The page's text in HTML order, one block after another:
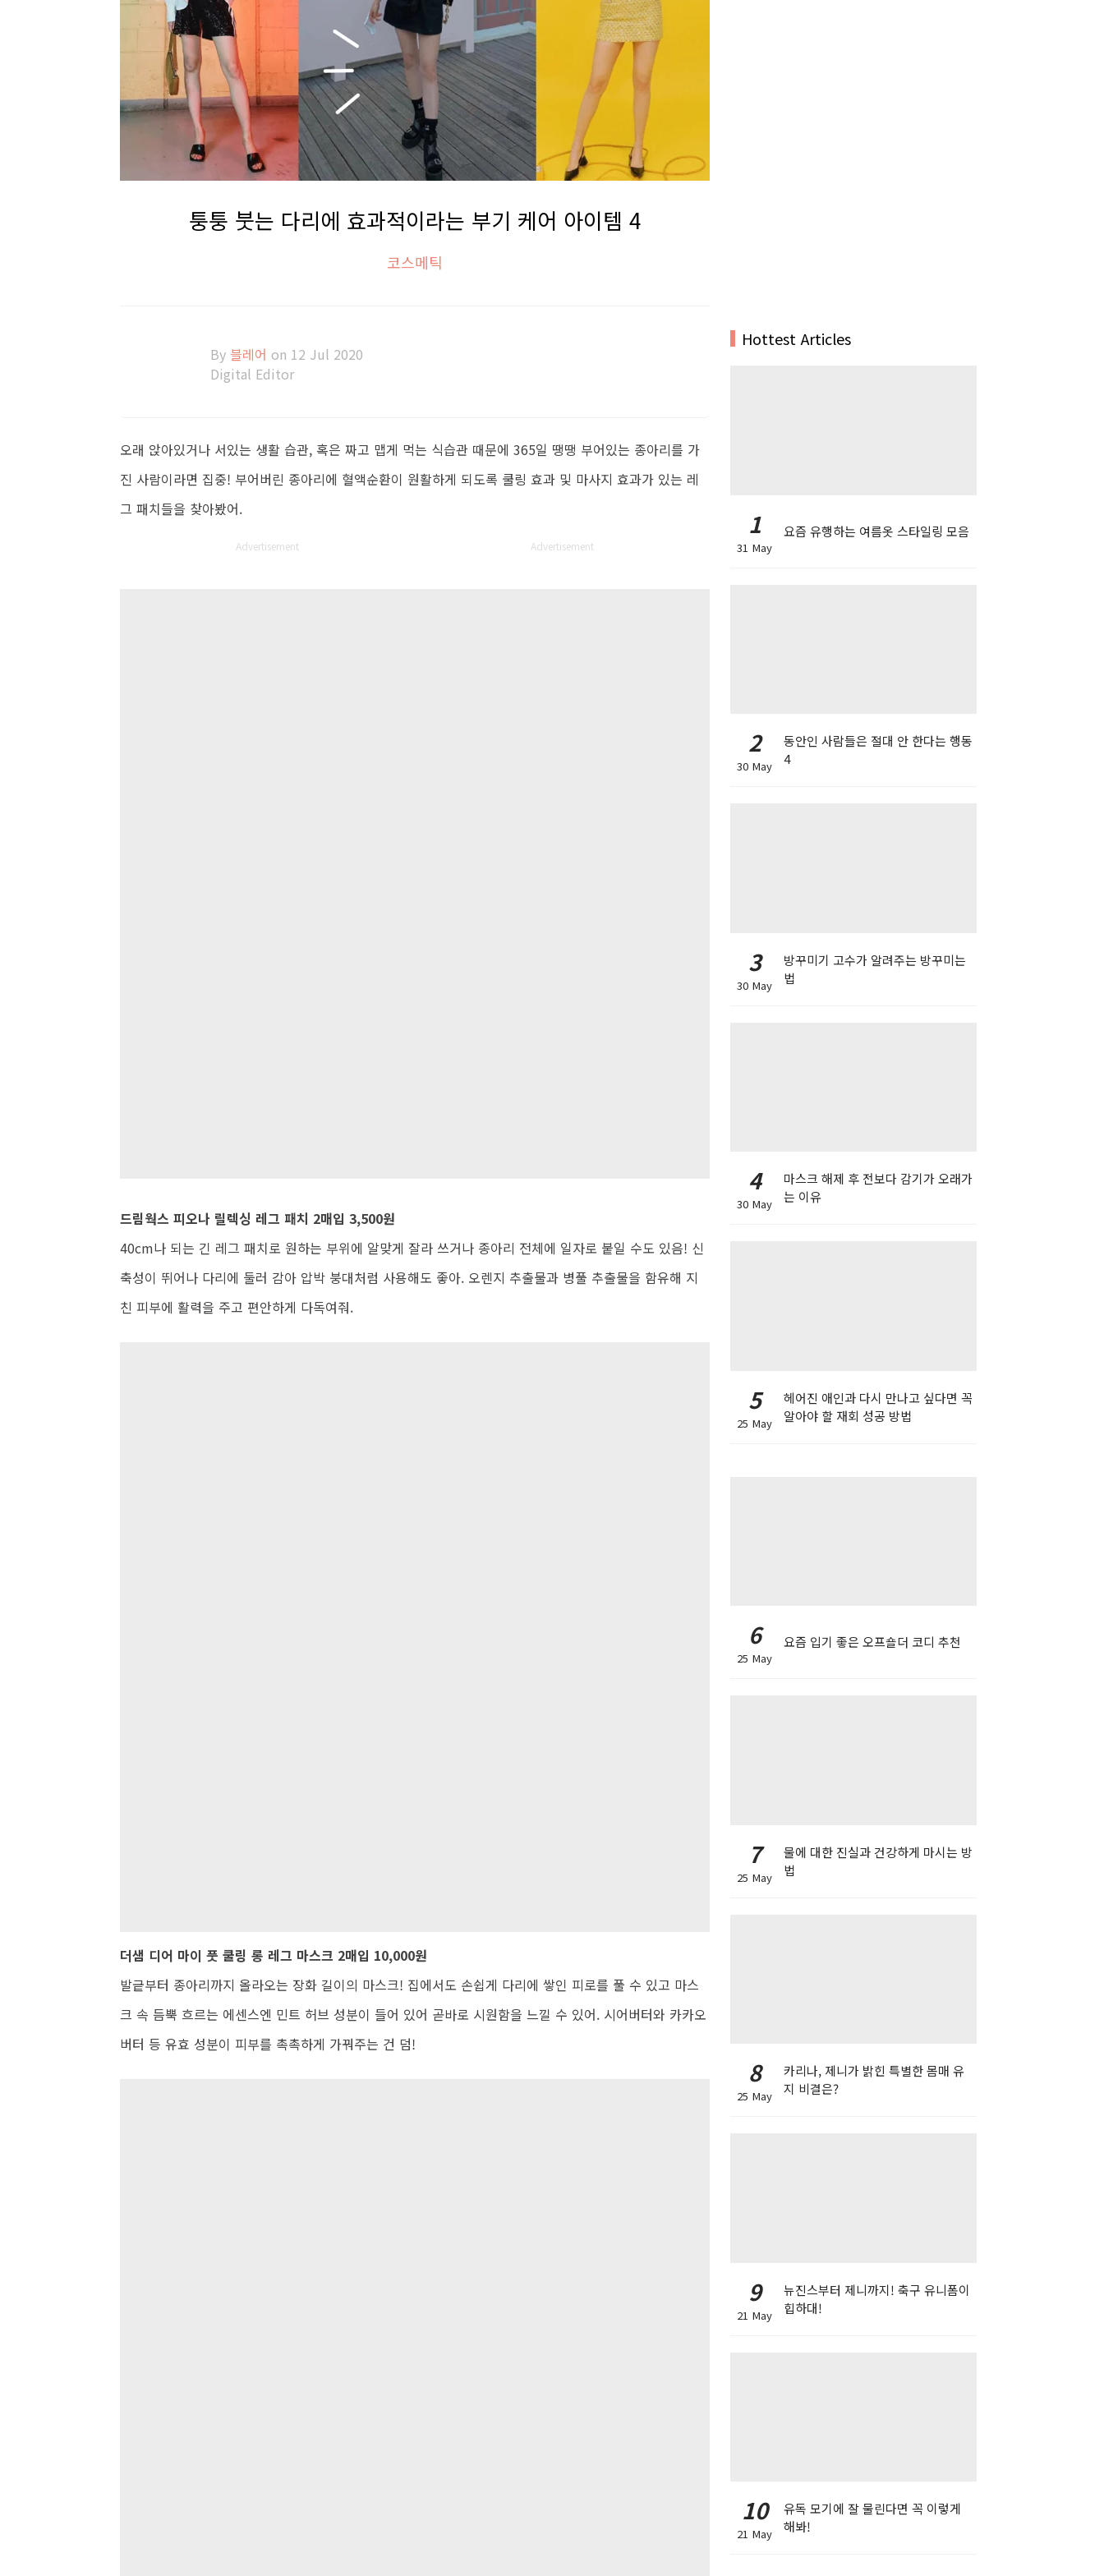
퉁퉁 붓는 다리에 효과적이라는 부기 케어 아이템 4
코스메틱
By 블레어 on 12 Jul 2020
Digital Editor
오래 앉아있거나 서있는 생활 습관, 혹은 짜고 맵게 먹는 식습관 때문에 365일 땡땡 부어있는 종아리를 가
진 사람이라면 집중! 부어버린 종아리에 혈액순환이 원활하게 되도록 쿨링 효과 및 마사지 효과가 있는 레
그 패치들을 찾아봤어.
Advertisement Advertisement
드림웍스 피오나 릴렉싱 레그 패치 2매입 3,500원
40cm나 되는 긴 레그 패치로 원하는 부위에 알맞게 잘라 쓰거나 종아리 전체에 일자로 붙일 수도 있음! 신
축성이 뛰어나 다리에 둘러 감아 압박 붕대처럼 사용해도 좋아. 오렌지 추출물과 병풀 추출물을 함유해 지
친 피부에 활력을 주고 편안하게 다독여줘.
더샘 디어 마이 풋 쿨링 롱 레그 마스크 2매입 10,000원
발긑부터 종아리까지 올라오는 장화 길이의 마스크! 집에서도 손쉽게 다리에 쌓인 피로를 풀 수 있고 마스
크 속 듬뿍 흐르는 에센스엔 민트 허브 성분이 들어 있어 곧바로 시원함을 느낄 수 있어. 시어버터와 카카오
버터 등 유효 성분이 피부를 촉촉하게 가꿔주는 건 덤!
Hottest Articles
1
31 May
요즘 유행하는 여름옷 스타일링 모음
2
30 May
동안인 사람들은 절대 안 한다는 행동
4
3
30 May
방꾸미기 고수가 알려주는 방꾸미는
법
4
30 May
마스크 해제 후 전보다 감기가 오래가
는 이유
5
25 May
헤어진 애인과 다시 만나고 싶다면 꼭
알아야 할 재회 성공 방법
6
25 May
요즘 입기 좋은 오프숄더 코디 추천
7
25 May
물에 대한 진실과 건강하게 마시는 방
법
8
25 May
카리나, 제니가 밝힌 특별한 몸매 유
지 비결은?
9
21 May
뉴진스부터 제니까지! 축구 유니폼이
힙하대!
10
21 May
유독 모기에 잘 물린다면 꼭 이렇게
해봐!